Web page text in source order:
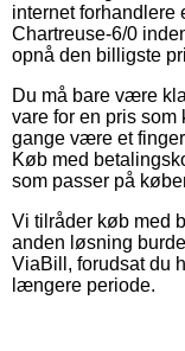
internet forhandlere
Chartreuse-6/0
opnå den billigste
Du må bare være
vare for en pris som
gange være et
Køb med
som passer på
Vi tilråder køb med
anden løsning
ViaBill, forudsat du
længere periode.